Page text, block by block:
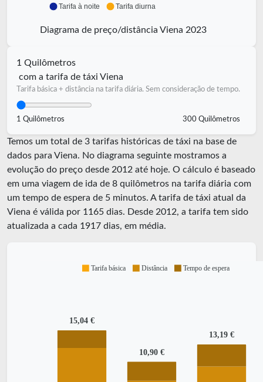
Tarifa à noite Tarifa diurna
Diagrama de preço/distância Viena 2023
1 Quilômetros
com a tarifa de táxi Viena
Tarifa básica + distância na tarifa diária. Sem consideração de tempo.
1 Quilômetros 300 Quilômetros
Temos um total de 3 tarifas históricas de táxi na base de
dados para Viena. No diagrama seguinte mostramos a
evolução do preço desde 2012 até hoje. O cálculo é baseado
em uma viagem de ida de 8 quilômetros na tarifa diária com
um tempo de espera de 5 minutos. A tarifa de táxi atual da
Viena é válida por 1165 dias. Desde 2012, a tarifa tem sido
atualizada a cada 1917 dias, em média.
15,04 €
10,90 €
13,19 €
Tarifa básica Distância Tempo de espera